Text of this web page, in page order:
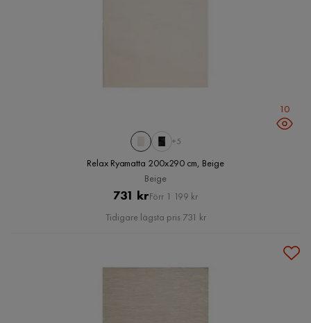
10
+5
Relax Ryamatta 200x290 cm, Beige
Beige
Pris
731 kr Original
Pris
Förr 1 199 kr
Tidigare lägsta pris 731 kr